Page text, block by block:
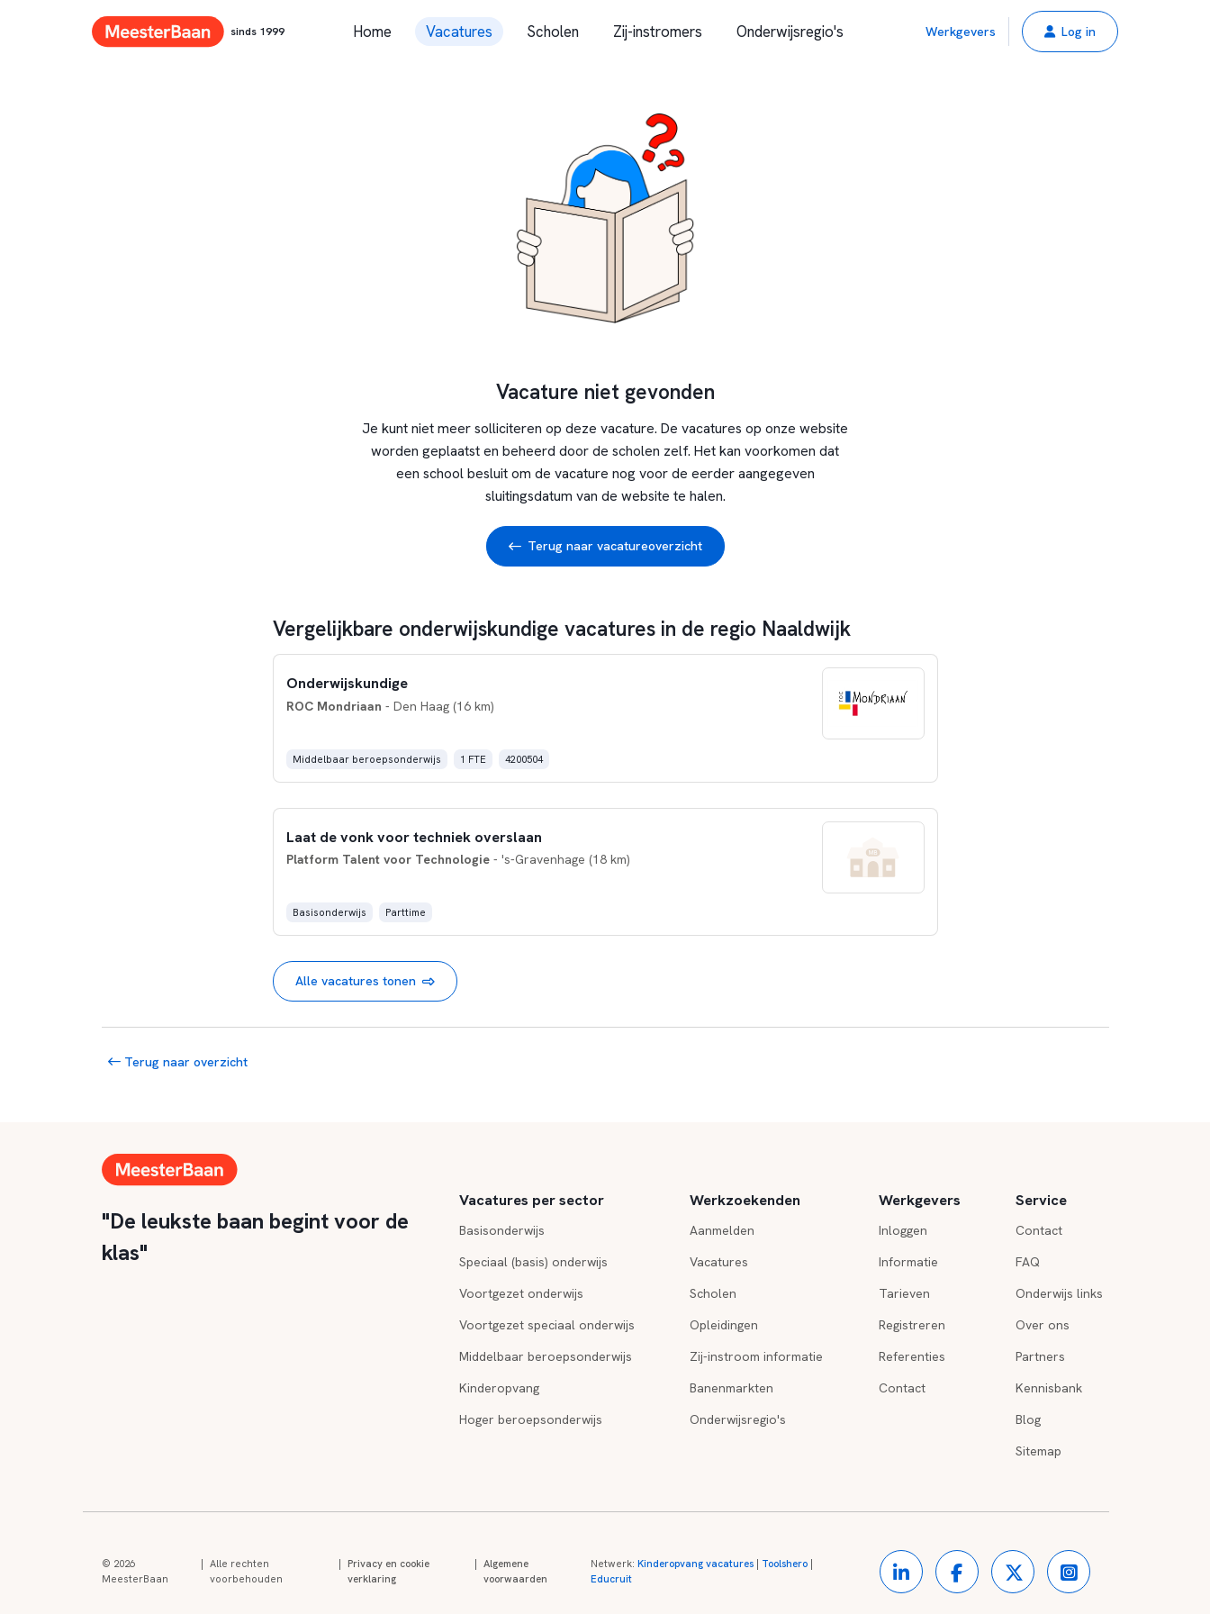
sinds 1999 Home Vacatures Scholen Zij-instromers Onderwijsregio's Werkgevers Log in
Vacature niet gevonden
Je kunt niet meer solliciteren op deze vacature. De vacatures op onze website
worden geplaatst en beheerd door de scholen zelf. Het kan voorkomen dat
een school besluit om de vacature nog voor de eerder aangegeven
sluitingsdatum van de website te halen.
Terug naar vacatureoverzicht
Vergelijkbare onderwijskundige vacatures in de regio Naaldwijk
Onderwijskundige
ROC Mondriaan - Den Haag (16 km)
Middelbaar beroepsonderwijs 1 FTE 4200504
Laat de vonk voor techniek overslaan
Platform Talent voor Technologie- 's-Gravenhage (18 km)
Basisonderwijs Parttime
Alle vacatures tonen
Terug naar overzicht
"De leukste baan begint voor de
klas"
Vacatures per sector
Basisonderwijs
Speciaal (basis) onderwijs
Voortgezet onderwijs
Voortgezet speciaal onderwijs
Middelbaar beroepsonderwijs
Kinderopvang
Hoger beroepsonderwijs
Werkzoekenden
Aanmelden
Vacatures
Scholen
Opleidingen
Zij-instroom informatie
Banenmarkten
Onderwijsregio's
Werkgevers
Inloggen
Informatie
Tarieven
Registreren
Referenties
Contact
Service
Contact
FAQ
Onderwijs links
Over ons
Partners
Kennisbank
Blog
Sitemap
© 2026
MeesterBaan
Alle rechten
voorbehouden
Privacy en cookie
verklaring
Algemene
voorwaarden
Netwerk: Kinderopvang vacatures| Toolshero|
Educruit